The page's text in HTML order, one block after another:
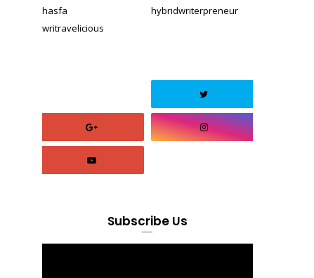
hasfa
hybridwriterpreneur
writravelicious
Subscribe Us